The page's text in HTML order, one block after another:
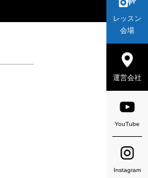
レッスン
会場
運営会社
YouTube
Instagram